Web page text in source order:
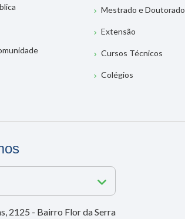
Mestrado e Doutorado
Extensão
Cursos Técnicos
Colégios
2125 - Bairro Flor da Serra